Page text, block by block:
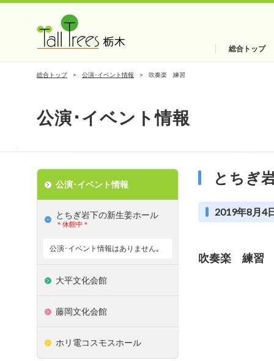
総合トップ
総合トップ 公演･イベント情報 吹奏楽 練習
公演･イベント情報
とちぎ
2019年8月4
吹奏楽 練習
公演･イベント情報
とちぎ岩下の新⽣姜ホール
＊休館中＊
公演･イベント情報はありません｡
大平文化会館
藤岡文化会館
ホリ電コスモスホール